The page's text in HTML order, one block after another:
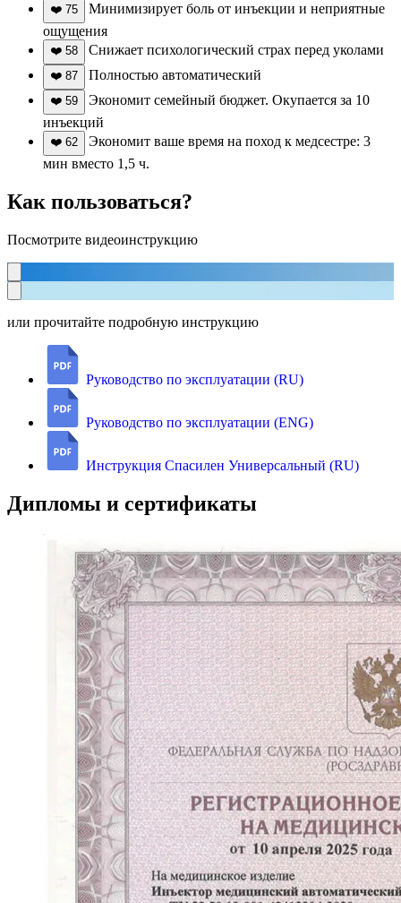
❤️ 75
Минимизирует боль от инъекции и неприятные
ощущения
❤️ 58 Снижает психологический страх перед уколами
❤️ 87 Полностью автоматический
❤️ 59
Экономит семейный бюджет. Окупается за 10
инъекций
❤️ 62
Экономит ваше время на поход к медсестре: 3
мин вместо 1,5 ч.
Как пользоваться?
Посмотрите видеоинструкцию
или прочитайте подробную инструкцию
Руководство по эксплуатации (RU)
Руководство по эксплуатации (ENG)
Инструкция Спасилен Универсальный (RU)
Дипломы и сертификаты